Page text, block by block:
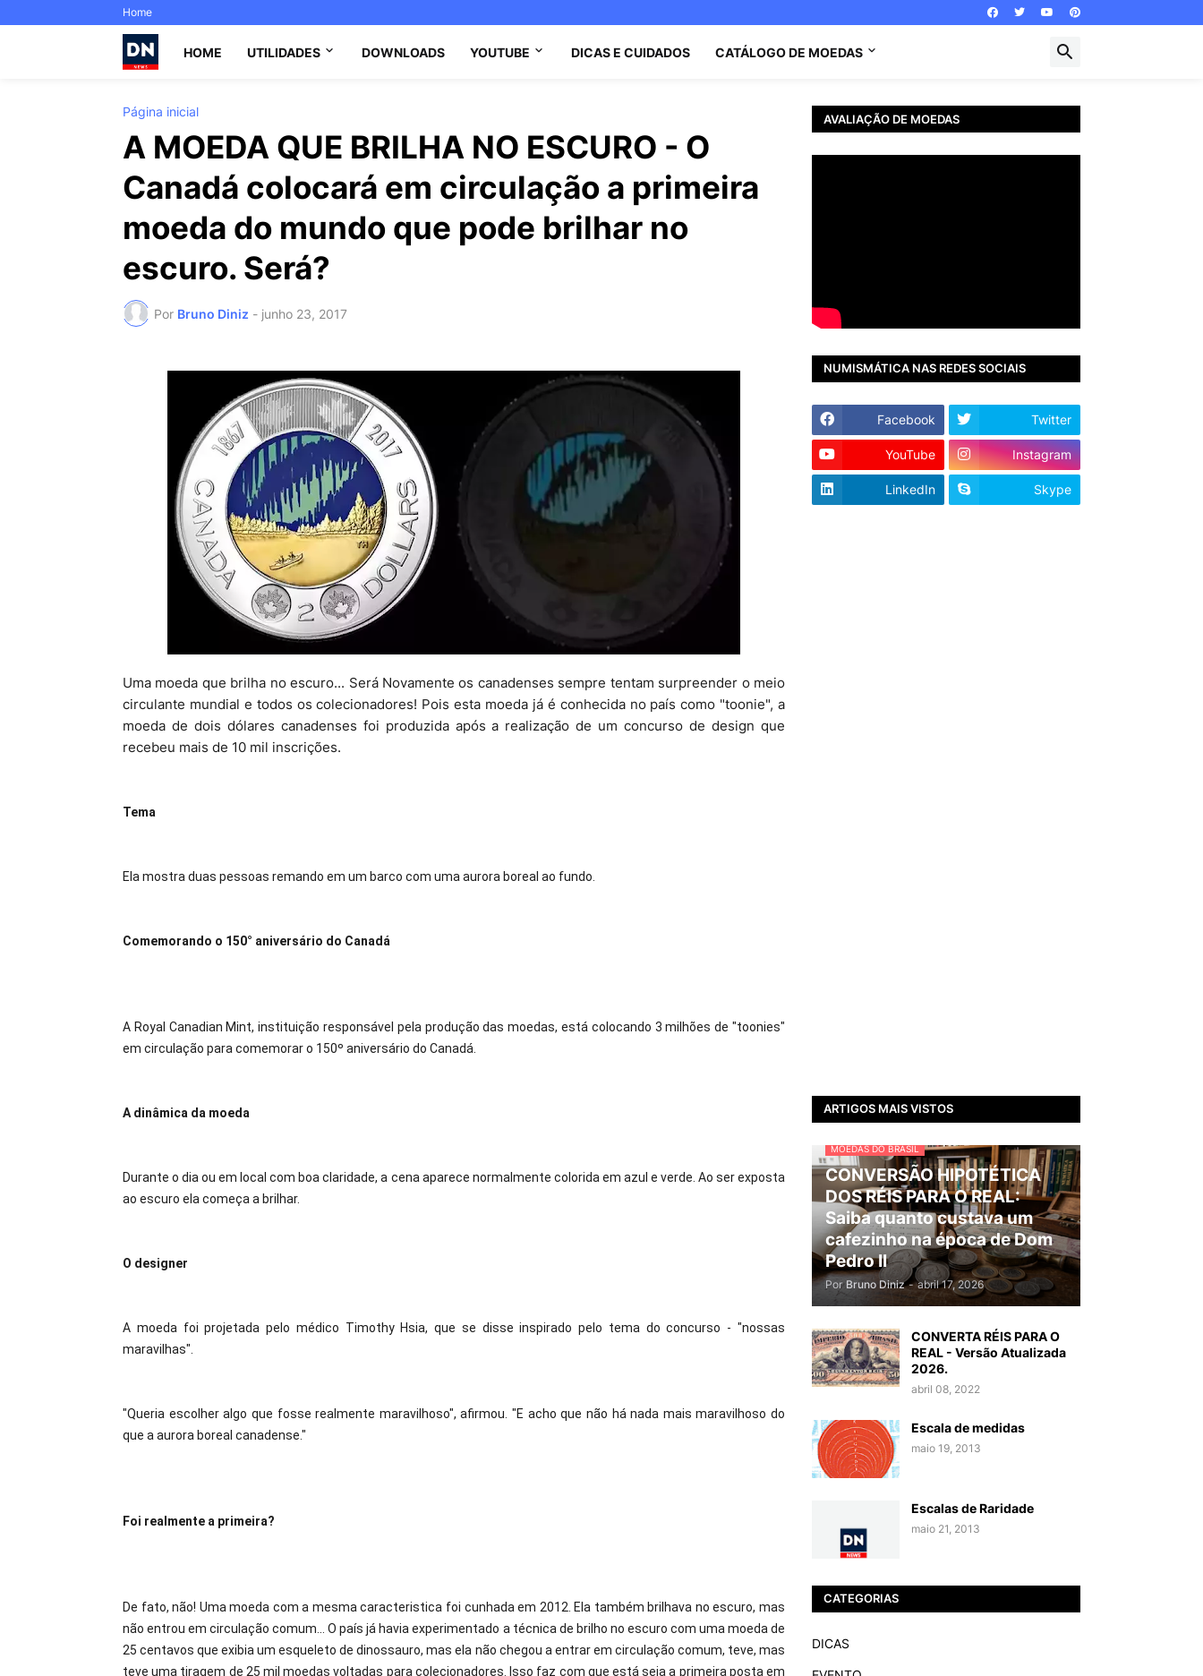
Home
HOME UTILIDADES DOWNLOADS YOUTUBE DICAS E CUIDADOS CATÁLOGO DE MOEDAS
Página inicial
A MOEDA QUE BRILHA NO ESCURO - O
Canadá colocará em circulação a primeira
moeda do mundo que pode brilhar no
escuro. Será?
Por Bruno Diniz - junho 23, 2017
Uma moeda que brilha no escuro... Será Novamente os canadenses sempre tentam surpreender o meio
circulante mundial e todos os colecionadores! Pois esta moeda já é conhecida no país como "toonie", a
moeda de dois dólares canadenses foi produzida após a realização de um concurso de design que
recebeu mais de 10 mil inscrições.
Tema
Ela mostra duas pessoas remando em um barco com uma aurora boreal ao fundo.
Comemorando o 150° aniversário do Canadá
A Royal Canadian Mint, instituição responsável pela produção das moedas, está colocando 3 milhões de "toonies"
em circulação para comemorar o 150º aniversário do Canadá.
A dinâmica da moeda
Durante o dia ou em local com boa claridade, a cena aparece normalmente colorida em azul e verde. Ao ser exposta
ao escuro ela começa a brilhar.
O designer
A moeda foi projetada pelo médico Timothy Hsia, que se disse inspirado pelo tema do concurso - "nossas
maravilhas".
"Queria escolher algo que fosse realmente maravilhoso", afirmou. "E acho que não há nada mais maravilhoso do
que a aurora boreal canadense."
Foi realmente a primeira?
De fato, não! Uma moeda com a mesma caracteristica foi cunhada em 2012. Ela também brilhava no escuro, mas
não entrou em circulação comum... O país já havia experimentado a técnica de brilho no escuro com uma moeda de
25 centavos que exibia um esqueleto de dinossauro, mas ela não chegou a entrar em circulação comum, teve, mas
teve uma tiragem de 25 mil moedas voltadas para colecionadores. Isso faz com que está seja a primeira posta em
AVALIAÇÃO DE MOEDAS
NUMISMÁTICA NAS REDES SOCIAIS
Facebook Twitter
YouTube Instagram
LinkedIn Skype
ARTIGOS MAIS VISTOS
MOEDAS DO BRASIL
CONVERSÃO HIPOTÉTICA
DOS RÉIS PARA O REAL:
Saiba quanto custava um
cafezinho na época de Dom
Pedro II
Por Bruno Diniz - abril 17, 2026
CONVERTA RÉIS PARA O
REAL - Versão Atualizada
2026.
abril 08, 2022
Escala de medidas
maio 19, 2013
Escalas de Raridade
maio 21, 2013
CATEGORIAS
DICAS